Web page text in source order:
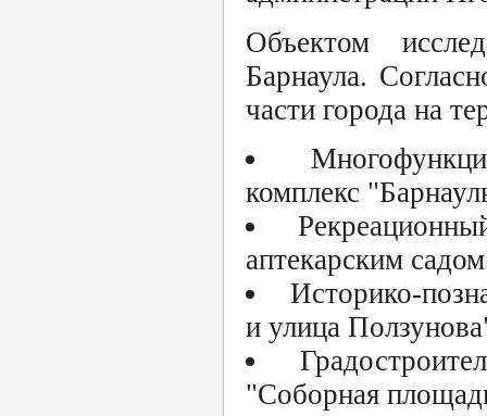
Объектом
Барнаула.
части города на
комплекс
аптекарским
Историко-
и улица
"Соборная